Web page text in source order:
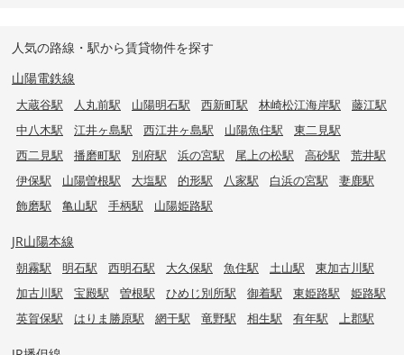
人気の路線・駅から賃貸物件を探す
山陽電鉄線
大蔵谷駅 人丸前駅 山陽明石駅 西新町駅 林崎松江海岸駅
藤江駅
中八木駅
江井ヶ島駅 西江井ヶ島駅 山陽魚住駅
東二見駅
西二見駅
播磨町駅 別府駅 浜の宮駅 尾上の松駅 高砂駅
荒井駅
伊保駅
山陽曽根駅 大塩駅 的形駅 八家駅 白浜の宮駅
妻鹿駅
飾磨駅
亀山駅 手柄駅 山陽姫路駅
JR山陽本線
朝霧駅 明石駅 西明石駅 大久保駅 魚住駅 土山駅
東加古川駅
加古川駅
宝殿駅 曽根駅 ひめじ別所駅 御着駅 東姫路駅
姫路駅
英賀保駅
はりま勝原駅 網干駅 竜野駅 相生駅 有年駅 上郡駅